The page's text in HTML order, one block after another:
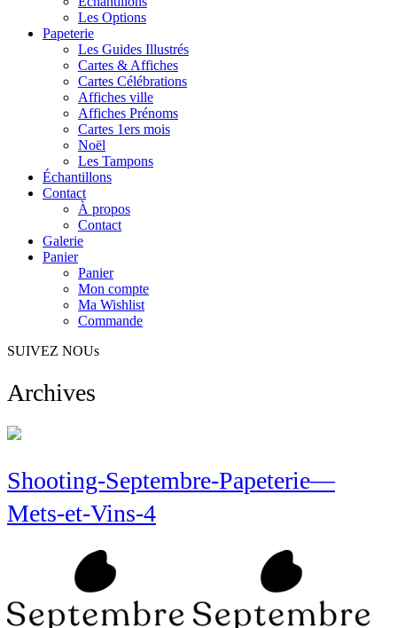
Les Options
Papeterie
Les Guides Illustrés
Cartes & Affiches
Cartes Célébrations
Affiches ville
Affiches Prénoms
Cartes 1ers mois
Noël
Les Tampons
Échantillons
Contact
À propos
Contact
Galerie
Panier
Panier
Mon compte
Ma Wishlist
Commande
SUIVEZ NOUs
Archives
Shooting-Septembre-Papeterie—
Mets-et-Vins-4